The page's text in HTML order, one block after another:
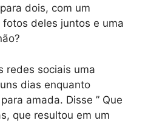
dois, com um
deles juntos e uma
redes sociais uma
dias enquanto
amada. Disse ” Que
que resultou em um